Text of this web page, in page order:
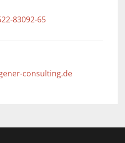
83092-65
consulting.de